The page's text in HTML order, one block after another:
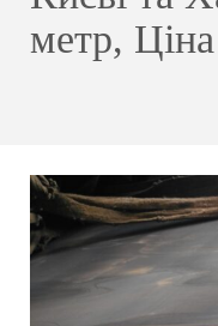
метр,